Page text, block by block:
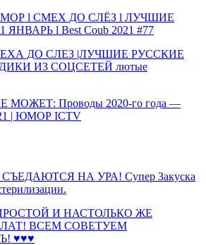
l СМЕХ ДО СЛЁЗ l ЛУЧШИЕ
l Best Coub 2021 #77
ДО СЛЕЗ |ЛУЧШИЕ РУССКИЕ
ИЗ СОЦСЕТЕЙ лютые
Проводы 2020-го года —
| ЮМОР ICTV
НА УРА! Супер Закуска
И НАСТОЛЬКО ЖЕ
ВСЕМ СОВЕТУЕМ
♥♥♥